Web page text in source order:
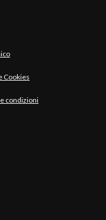
Cookies
condizioni